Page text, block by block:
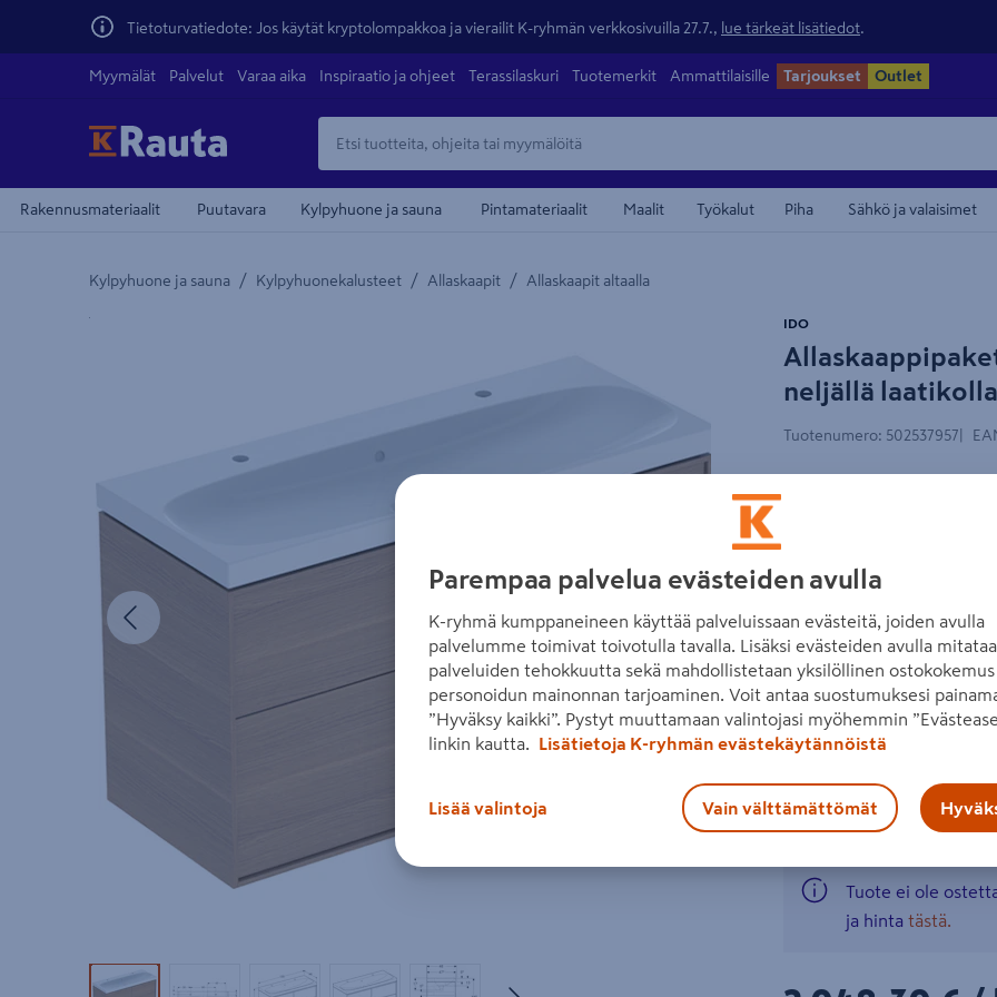
Tietoturvatiedote: Jos käytät kryptolompakkoa ja vierailit K-ryhmän verkkosivuilla 27.7., lue tärkeät lisätiedot
Myymälät Palvelut Varaa aika Inspiraatio ja ohjeet Terassilaskuri Tuotemerkit Ammattilaisille Tarjoukset Outlet
Rakennusmateriaalit Puutavara Kylpyhuone ja sauna Pintamateriaalit Maalit Työkalut Piha Sähkö ja valaisimet
Kylpyhuone ja sauna / Kylpyhuonekalusteet / Allaskaapit / Allaskaapit altaalla
Yksityiskohtainen kuvaus löytyy Tuotteen kuvaus -maamerkistä
Edellinen
neljällä
IDO
Tuotenumero: 502537957
Allaskaappipaketti
Varustettavissa push
Vesilukko ja
hitaasti sulkeutuva
viemäröintisarja
toimitetaan
Katso liitetiedostot
Tuote ei ole
ja hinta tästä.
Parempaa palvelua evästeiden avulla
K-ryhmä kumppaneineen käyttää palveluissaan evästeitä, joiden avulla
palvelumme toimivat toivotulla tavalla. Lisäksi evästeiden avulla
palveluiden tehokkuutta sekä mahdollistetaan yksilöllinen ostokokemus
personoidun mainonnan tarjoaminen. Voit antaa suostumuksesi
”Hyväksy kaikki”. Pystyt muuttamaan valintojasi myöhemmin
linkin kautta.
Lisätietoja K-ryhmän evästekäytännöistä
Lisää valintoja Vain välttämättömät